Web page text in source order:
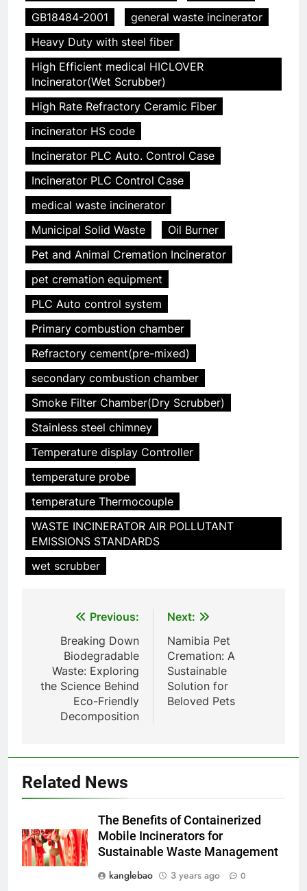
GB18484-2001
general waste incinerator
Heavy Duty with steel fiber
High Efficient medical HICLOVER
Incinerator(Wet Scrubber)
High Rate Refractory Ceramic Fiber
incinerator HS code
Incinerator PLC Auto. Control Case
Incinerator PLC Control Case
medical waste incinerator
Municipal Solid Waste
Oil Burner
Pet and Animal Cremation Incinerator
pet cremation equipment
PLC Auto control system
Primary combustion chamber
Refractory cement(pre-mixed)
secondary combustion chamber
Smoke Filter Chamber(Dry Scrubber)
Stainless steel chimney
Temperature display Controller
temperature probe
temperature Thermocouple
WASTE INCINERATOR AIR POLLUTANT
EMISSIONS STANDARDS
wet scrubber
navigation
Previous:
Breaking Down
Biodegradable
Waste: Exploring
the Science Behind
Eco-Friendly
Decomposition
Next:
Namibia Pet
Cremation: A
Sustainable
Solution for
Beloved Pets
Related News
The Benefits of Containerized
Mobile Incinerators for
Sustainable Waste Management
kanglebao
3 years ago 0
Redéfinir la gestion des
déchets : l’évolution des
incinérateurs en Finlande
AIO
6
L’avenir de l’élimination des
AIO
7
Royaume-Uni ? Le débat sur